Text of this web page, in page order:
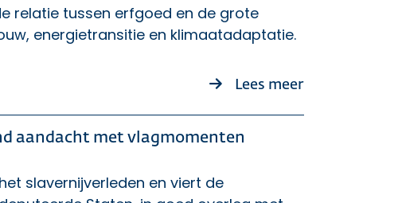
relatie tussen erfgoed en de grote
energietransitie en klimaatadaptatie.
Lees meerover De
aandacht met vlagmomenten
slavernijverleden en viert de